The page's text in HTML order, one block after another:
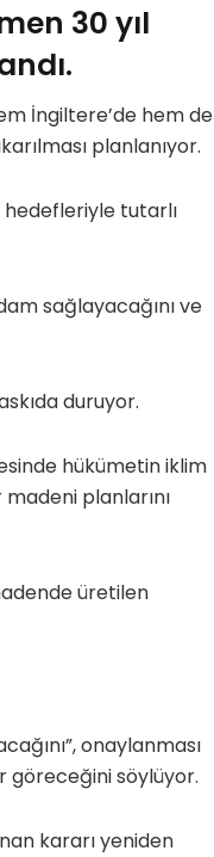
30 yıl
İngiltere’de hem de
planlanıyor.
hedefleriyle tutarlı
sağlayacağını ve
duruyor.
hükümetin iklim
planlarını
üretilen
onaylanması
göreceğini söylüyor.
kararı yeniden